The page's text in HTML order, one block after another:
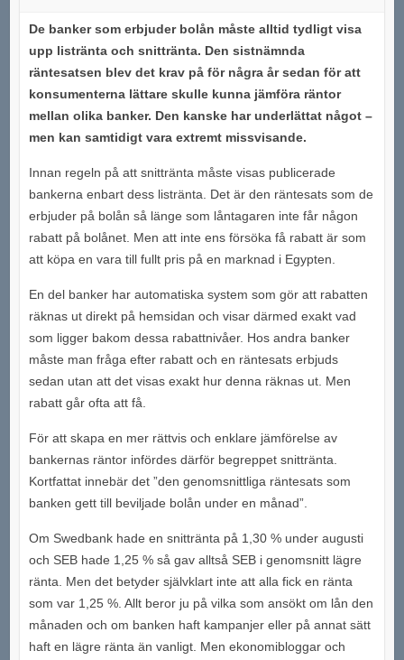
De banker som erbjuder bolån måste alltid tydligt visa
upp listränta och snittränta. Den sistnämnda
räntesatsen blev det krav på för några år sedan för att
konsumenterna lättare skulle kunna jämföra räntor
mellan olika banker. Den kanske har underlättat något –
men kan samtidigt vara extremt missvisande.
Innan regeln på att snittränta måste visas publicerade
bankerna enbart dess listränta. Det är den räntesats som de
erbjuder på bolån så länge som låntagaren inte får någon
rabatt på bolånet. Men att inte ens försöka få rabatt är som
att köpa en vara till fullt pris på en marknad i Egypten.
En del banker har automatiska system som gör att rabatten
räknas ut direkt på hemsidan och visar därmed exakt vad
som ligger bakom dessa rabattnivåer. Hos andra banker
måste man fråga efter rabatt och en räntesats erbjuds
sedan utan att det visas exakt hur denna räknas ut. Men
rabatt går ofta att få.
För att skapa en mer rättvis och enklare jämförelse av
bankernas räntor infördes därför begreppet snittränta.
Kortfattat innebär det ”den genomsnittliga räntesats som
banken gett till beviljade bolån under en månad”.
Om Swedbank hade en snittränta på 1,30 % under augusti
och SEB hade 1,25 % så gav alltså SEB i genomsnitt lägre
ränta. Men det betyder självklart inte att alla fick en ränta
som var 1,25 %. Allt beror ju på vilka som ansökt om lån den
månaden och om banken haft kampanjer eller på annat sätt
haft en lägre ränta än vanligt. Men ekonomibloggar och